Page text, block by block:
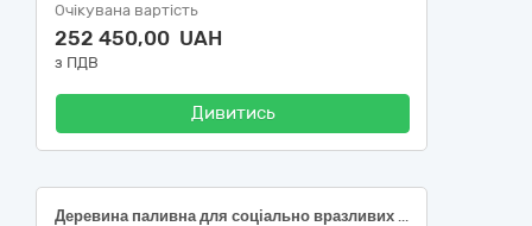
Очікувана вартість
252 450,00 UAH
з ПДВ
Дивитись
Деревина паливна для соціально вразливих верств населення Лозівської міської територіальної громади